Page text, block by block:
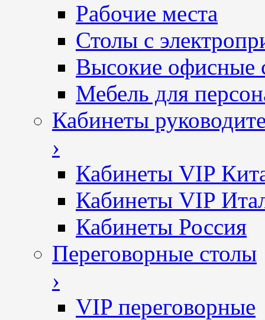
Рабочие места
Столы с
Высокие офисные
Мебель для
Кабинеты
›
Кабинеты VIP
Кабинеты VIP
Кабинеты Россия
Переговорные столы
›
VIP переговорные